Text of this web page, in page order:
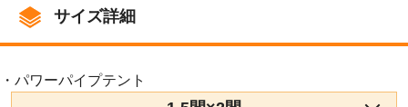
サイズ詳細
・パワーパイプテント